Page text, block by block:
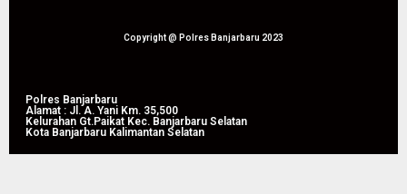
Copyright @ Polres Banjarbaru 2023
Polres Banjarbaru
Alamat : Jl. A. Yani Km. 35,500
Kelurahan Gt.Paikat Kec. Banjarbaru Selatan
Kota Banjarbaru Kalimantan Selatan